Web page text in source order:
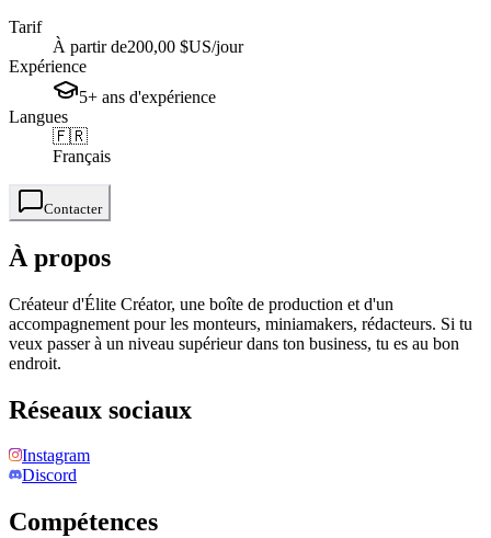
Tarif
À partir de200,00 $US/jour
Expérience
5+ ans d'expérience
Langues
🇫🇷
Français
Contacter
À propos
Créateur d'Élite Créator, une boîte de production et d'un
accompagnement pour les monteurs, miniamakers, rédacteurs. Si tu
veux passer à un niveau supérieur dans ton business, tu es au bon
endroit.
Réseaux sociaux
Instagram
Discord
Compétences